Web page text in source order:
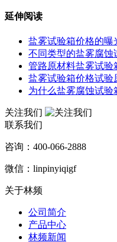
延伸阅读
盐雾试验箱价格的曝
不同类型的盐雾腐蚀
管路原材料盐雾试验
盐雾试验箱价格试验
为什么盐雾腐蚀试验
关注我们
联系我们
咨询：400-066-2888
微信：linpinyiqigf
关于林频
公司简介
产品中心
林频新闻